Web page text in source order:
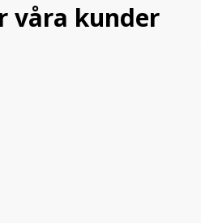
våra kunder